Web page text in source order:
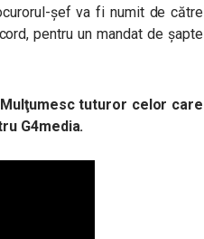
şef va fi numit de către
pentru un mandat de șapte
Mulţumesc tuturor celor care
G4media.